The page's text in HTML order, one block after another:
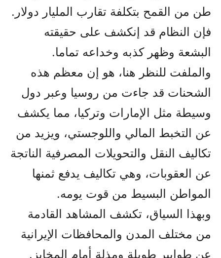
طن من القمح بتكلفة تقارب المليار دولار.
فإن النظام قد إنکشف على حقيقته
البشعة وظهر کذبه وخداعه تماما.
والملفت للنظر هنا، هو إن معظم هذه
الشحنات قد جاءت من روسيا وعبر دول
وسيطة مثل الإمارات وتركيا، مما يكشف
عن التخبط المالي واللوجستي، ويزيد من
تكاليف النقل والتحويلات المصرفية الناتجة
عن العقوبات، وهي تكاليف يدفع ثمنها
المواطن البسيط من قوت يومه.
وبهذا السياق، تكشف المشاهد القادمة
من مختلف المدن والمحافظات الإيرانية
عن طوابير طويلة ومذلة أمام المخابز.